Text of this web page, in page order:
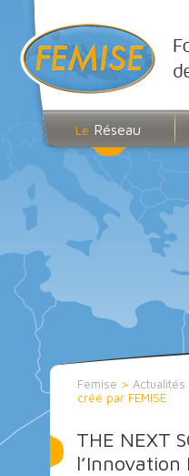
Le Réseau
Femise > Actualités
créé par FEMISE
THE NEXT